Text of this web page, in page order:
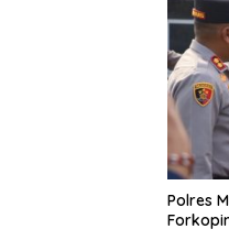
Polres